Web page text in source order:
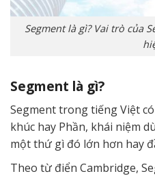
Segment là gì? Vai trò của
Segment là gì?
Segment trong tiếng Việt
khúc hay Phần, khái niệm
một thứ gì đó lớn hơn hay
Theo từ điển Cambridge,